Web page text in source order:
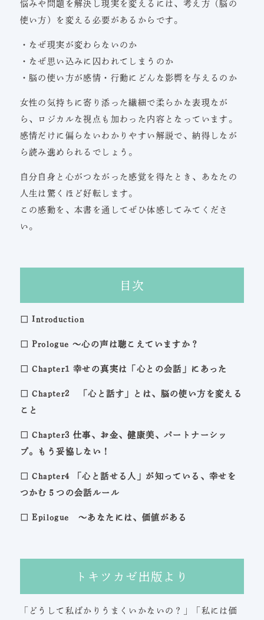
悩みや問題を解決し現実を変えるには、考え方（脳の
使い方）を変える必要があるからです。
・なぜ現実が変わらないのか
・なぜ思い込みに囚われてしまうのか
・脳の使い方が感情・行動にどんな影響を与えるのか
女性の気持ちに寄り添った繊細で柔らかな表現なが
ら、ロジカルな視点も加わった内容となっています。
感情だけに偏らないわかりやすい解説で、納得しなが
ら読み進められるでしょう。
自分自身と心がつながった感覚を得たとき、あなたの
人生は驚くほど好転します。
この感動を、本書を通してぜひ体感してみてくださ
い。
目次
□ Introduction
□ Prologue 〜心の声は聴こえていますか？
□ Chapter1 幸せの真実は「心との会話」にあった
□ Chapter2 「心と話す」とは、脳の使い方を変える
こと
□ Chapter3 仕事、お金、健康美、パートナーシッ
プ。もう妥協しない！
□ Chapter4 「心と話せる人」が知っている、幸せを
つかむ５つの会話ルール
□ Epilogue 〜あなたには、価値がある
トキツカゼ出版より
「どうして私ばかりうまくいかないの？」「私には価